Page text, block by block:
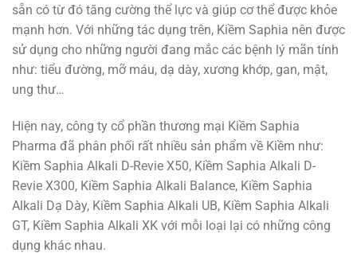
sẵn có từ đó tăng cường thể lực và giúp cơ thể được khỏe
mạnh hơn. Với những tác dụng trên, Kiềm Saphia nên được
sử dụng cho những người đang mắc các bệnh lý mãn tính
như: tiểu đường, mỡ máu, dạ dày, xương khớp, gan, mật,
ung thư…
Hiện nay, công ty cổ phần thương mại Kiềm Saphia
Pharma đã phân phối rất nhiều sản phẩm về Kiềm như:
Kiềm Saphia Alkali D-Revie X50, Kiềm Saphia Alkali D-
Revie X300, Kiềm Saphia Alkali Balance, Kiềm Saphia
Alkali Dạ Dày, Kiềm Saphia Alkali UB, Kiềm Saphia Alkali
GT, Kiềm Saphia Alkali XK với mỗi loại lại có những công
dụng khác nhau.